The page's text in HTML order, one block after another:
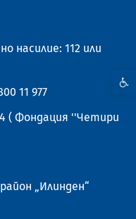
насилие: 112 или
11 977
( Фондация ''Четири
„Илинден“